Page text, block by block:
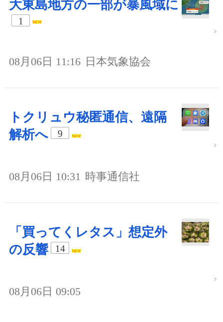
大東島地方の一部が暴風域に
1
08月06日 11:16 日本気象協会
トクリュウ秘匿通信、遠隔
解析へ
9
08月06日 10:31 時事通信社
「買ってくレタス」想定外
の反響
14
08月06日 09:05